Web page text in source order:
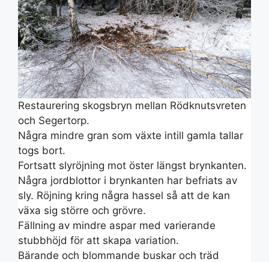
Restaurering skogsbryn mellan Rödknutsvreten
och Segertorp.
Några mindre gran som växte intill gamla tallar
togs bort.
Fortsatt slyröjning mot öster längst brynkanten.
Några jordblottor i brynkanten har befriats av
sly. Röjning kring några hassel så att de kan
växa sig större och grövre.
Fällning av mindre aspar med varierande
stubbhöjd för att skapa variation.
Bärande och blommande buskar och träd